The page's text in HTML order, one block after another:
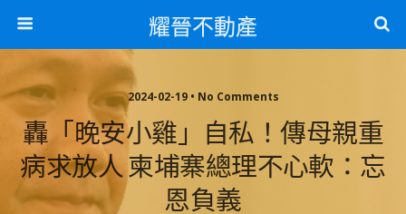
耀晉不動產
2024-02-19 • No Comments
轟「晚安小雞」自私！傳母親重
病求放人 柬埔寨總理不心軟：忘
恩負義